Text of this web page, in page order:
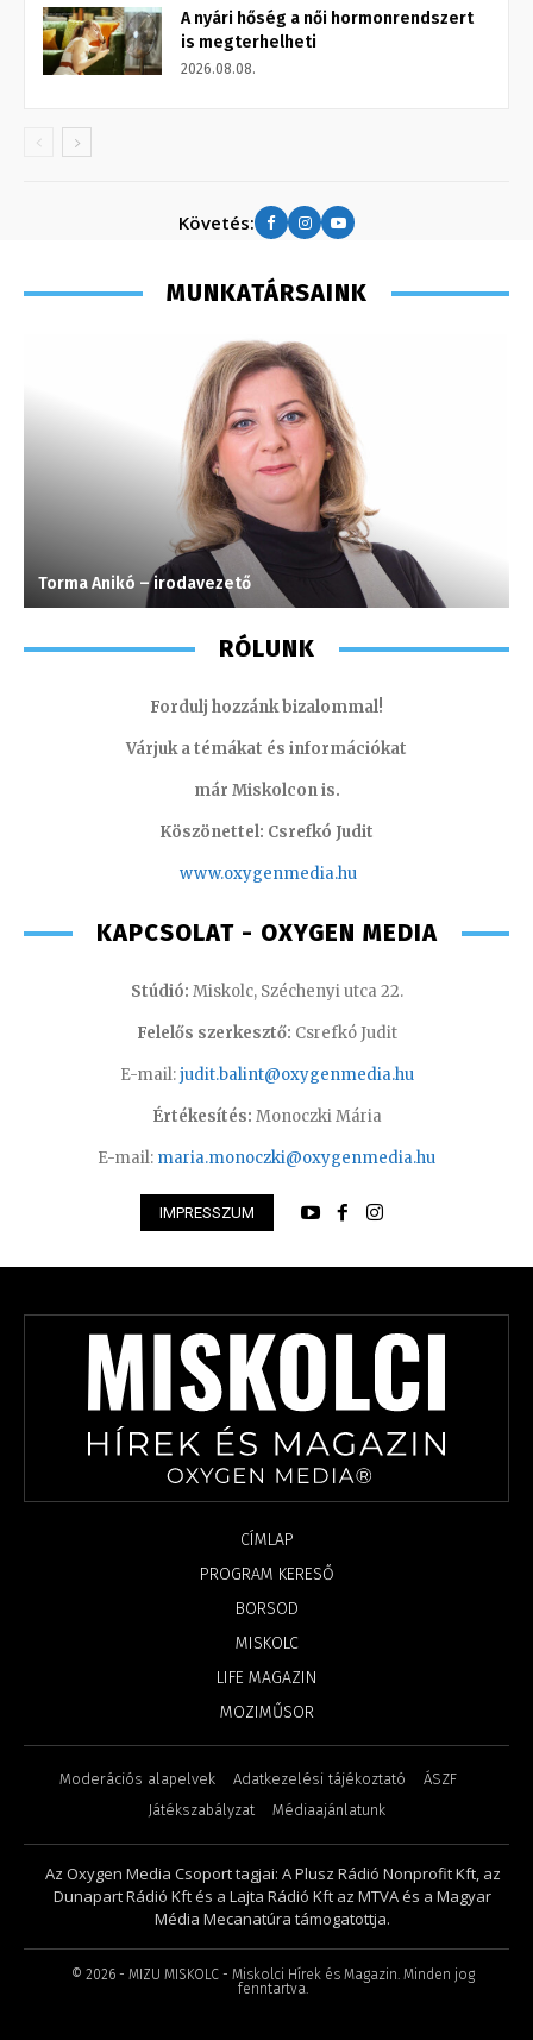
A nyári hőség a női hormonrendszert
is megterhelheti
2026.08.08.
Követés:
MUNKATÁRSAINK
Torma Anikó – irodavezető
RÓLUNK
Fordulj hozzánk bizalommal!
Várjuk a témákat és információkat
már Miskolcon is.
Köszönettel: Csrefkó Judit
www.oxygenmedia.hu
KAPCSOLAT - OXYGEN MEDIA
Stúdió: Miskolc, Széchenyi utca 22.
Felelős szerkesztő: Csrefkó Judit
E-mail:judit.balint@oxygenmedia.hu
Értékesítés: Monoczki Mária
E-mail: maria.monoczki@oxygenmedia.hu
IMPRESSZUM
CÍMLAP
PROGRAM KERESŐ
BORSOD
MISKOLC
LIFE MAGAZIN
MOZIMŰSOR
Moderációs alapelvek Adatkezelési tájékoztató
ÁSZF
Játékszabályzat
Médiaajánlatunk
Az Oxygen Media Csoport tagjai: A Plusz Rádió Nonprofit Kft, az
Dunapart Rádió Kft és a Lajta Rádió Kft az MTVA és a Magyar
Média Mecanatúra támogatottja.
© 2026- MIZU MISKOLC - Miskolci Hírek és Magazin. Minden jog
fenntartva.